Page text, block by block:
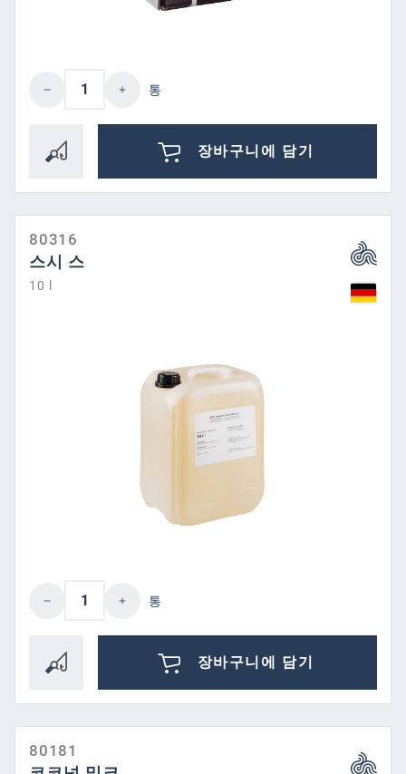
제품 수량: 원하는 값을 입력하거나 버튼
통
장바구니에 담기
80316
스시 스
10 l
제품 수량: 원하는 값을 입력하거나 버튼
통
장바구니에 담기
80181